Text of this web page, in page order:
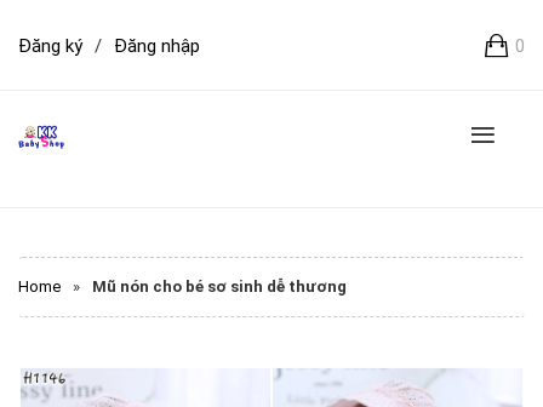
0
Đăng ký / Đăng nhập
Home » Mũ nón cho bé sơ sinh dễ thương